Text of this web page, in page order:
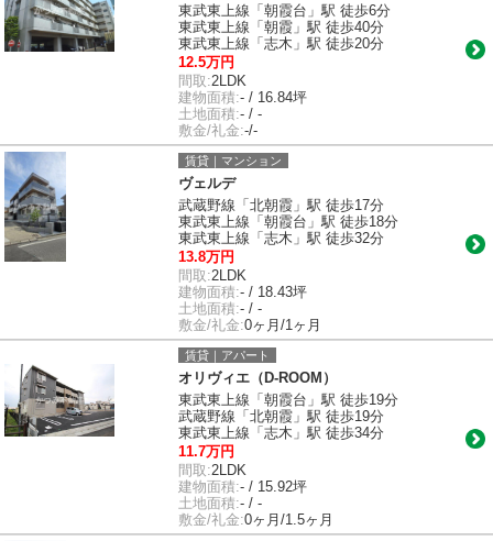
東武東上線「朝霞台」駅 徒歩6分
東武東上線「朝霞」駅 徒歩40分
東武東上線「志木」駅 徒歩20分
12.5万円
間取:2LDK
建物面積:- / 16.84坪
土地面積:- / -
敷金/礼金:-/-
賃貸｜マンション
ヴェルデ
武蔵野線「北朝霞」駅 徒歩17分
東武東上線「朝霞台」駅 徒歩18分
東武東上線「志木」駅 徒歩32分
13.8万円
間取:2LDK
建物面積:- / 18.43坪
土地面積:- / -
敷金/礼金:0ヶ月/1ヶ月
賃貸｜アパート
オリヴィエ（D-ROOM）
東武東上線「朝霞台」駅 徒歩19分
武蔵野線「北朝霞」駅 徒歩19分
東武東上線「志木」駅 徒歩34分
11.7万円
間取:2LDK
建物面積:- / 15.92坪
土地面積:- / -
敷金/礼金:0ヶ月/1.5ヶ月